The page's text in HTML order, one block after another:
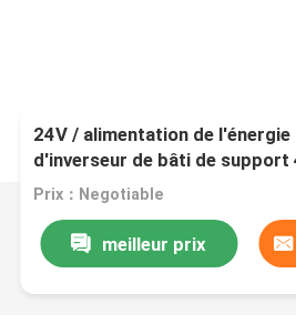
24V / alimentation de l'énergie
d'inverseur de bâti de support
caméra/télécom de télévision
Prix：Negotiable
meilleur prix